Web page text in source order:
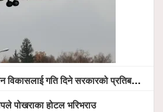
दिने सरकारको प्रतिबद्धता, स्थानीय सरोकारवालासँग व्यापक छलफल
पोखराका होटल भरिभराउ